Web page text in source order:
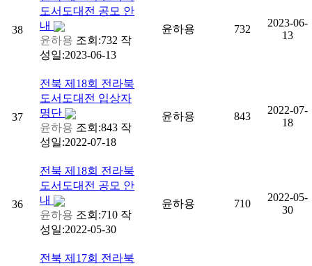
38
도서도대전 공모 안
내
윤하용 조회:732 작
성일:2023-06-13
윤하용 732
2023-06-
13
37
전북 제18회 전라북
도서도대전 입상자
명단
윤하용 조회:843 작
성일:2022-07-18
윤하용 843
2022-07-
18
36
전북 제18회 전라북
도서도대전 공모 안
내
윤하용 조회:710 작
성일:2022-05-30
윤하용 710
2022-05-
30
전북 제17회 전라북